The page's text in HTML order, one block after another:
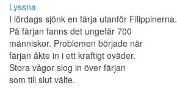
Lyssna
I lördags sjönk en färja utanför Filippinerna.
På färjan fanns det ungefär 700
människor. Problemen började när
färjan åkte in i ett kraftigt oväder.
Stora vågor slog in över färjan
som till slut välte.